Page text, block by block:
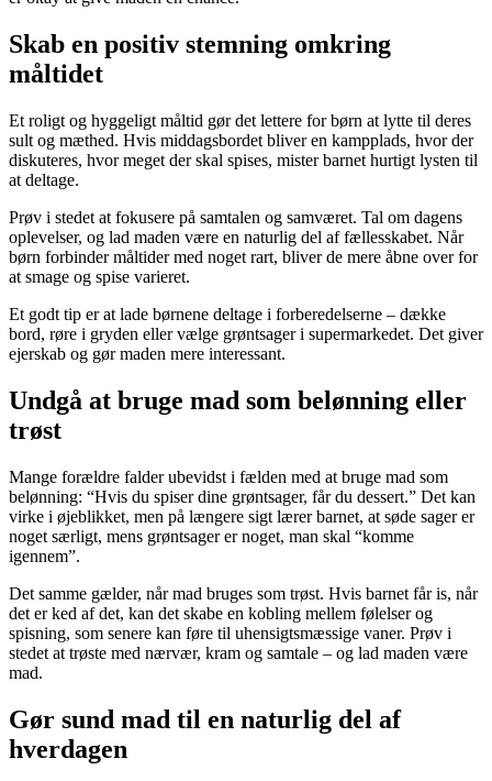
Skab en positiv stemning omkring
måltidet
Et roligt og hyggeligt måltid gør det lettere for børn at lytte til deres
sult og mæthed. Hvis middagsbordet bliver en kampplads, hvor der
diskuteres, hvor meget der skal spises, mister barnet hurtigt lysten til
at deltage.
Prøv i stedet at fokusere på samtalen og samværet. Tal om dagens
oplevelser, og lad maden være en naturlig del af fællesskabet. Når
børn forbinder måltider med noget rart, bliver de mere åbne over for
at smage og spise varieret.
Et godt tip er at lade børnene deltage i forberedelserne – dække
bord, røre i gryden eller vælge grøntsager i supermarkedet. Det giver
ejerskab og gør maden mere interessant.
Undgå at bruge mad som belønning eller
trøst
Mange forældre falder ubevidst i fælden med at bruge mad som
belønning: “Hvis du spiser dine grøntsager, får du dessert.” Det kan
virke i øjeblikket, men på længere sigt lærer barnet, at søde sager er
noget særligt, mens grøntsager er noget, man skal “komme
igennem”.
Det samme gælder, når mad bruges som trøst. Hvis barnet får is, når
det er ked af det, kan det skabe en kobling mellem følelser og
spisning, som senere kan føre til uhensigtsmæssige vaner. Prøv i
stedet at trøste med nærvær, kram og samtale – og lad maden være
mad.
Gør sund mad til en naturlig del af
hverdagen